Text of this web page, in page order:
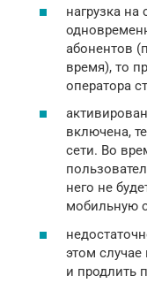
нагрузка на
абонентов
время), то
оператора
включена,
сети. Во
него не
мобильную
этом
и продлить